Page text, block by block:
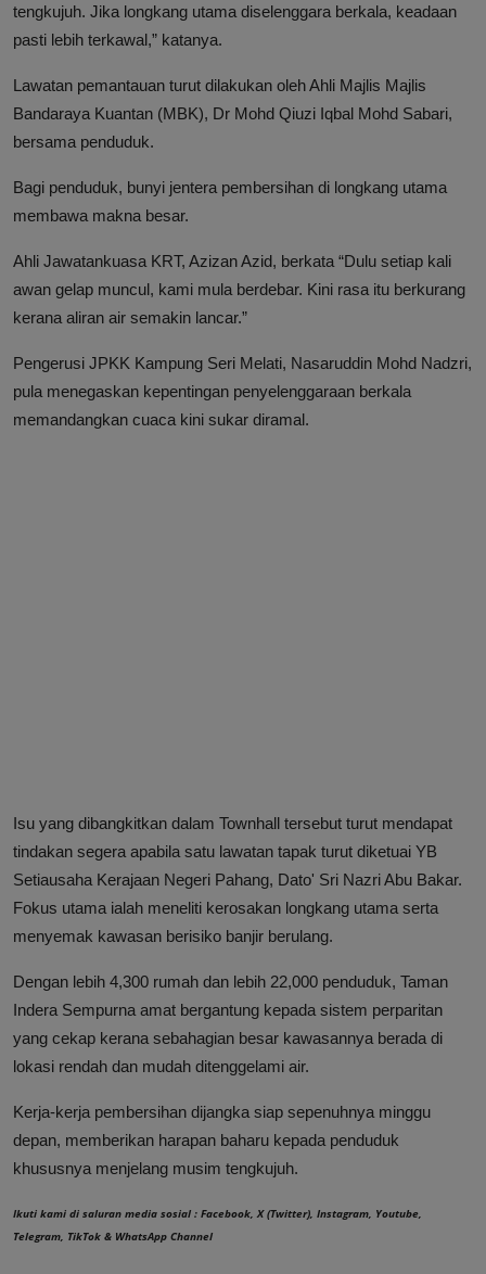
tengkujuh. Jika longkang utama diselenggara berkala, keadaan
pasti lebih terkawal,” katanya.
Lawatan pemantauan turut dilakukan oleh Ahli Majlis Majlis
Bandaraya Kuantan (MBK), Dr Mohd Qiuzi Iqbal Mohd Sabari,
bersama penduduk.
Bagi penduduk, bunyi jentera pembersihan di longkang utama
membawa makna besar.
Ahli Jawatankuasa KRT, Azizan Azid, berkata “Dulu setiap kali
awan gelap muncul, kami mula berdebar. Kini rasa itu berkurang
kerana aliran air semakin lancar.”
Pengerusi JPKK Kampung Seri Melati, Nasaruddin Mohd Nadzri,
pula menegaskan kepentingan penyelenggaraan berkala
memandangkan cuaca kini sukar diramal.
Isu yang dibangkitkan dalam Townhall tersebut turut mendapat
tindakan segera apabila satu lawatan tapak turut diketuai YB
Setiausaha Kerajaan Negeri Pahang, Dato' Sri Nazri Abu Bakar.
Fokus utama ialah meneliti kerosakan longkang utama serta
menyemak kawasan berisiko banjir berulang.
Dengan lebih 4,300 rumah dan lebih 22,000 penduduk, Taman
Indera Sempurna amat bergantung kepada sistem perparitan
yang cekap kerana sebahagian besar kawasannya berada di
lokasi rendah dan mudah ditenggelami air.
Kerja-kerja pembersihan dijangka siap sepenuhnya minggu
depan, memberikan harapan baharu kepada penduduk
khususnya menjelang musim tengkujuh.
Ikuti kami di saluran media sosial : Facebook X (Twitter) Instagram Youtube
Telegram TikTok & WhatsApp Channel